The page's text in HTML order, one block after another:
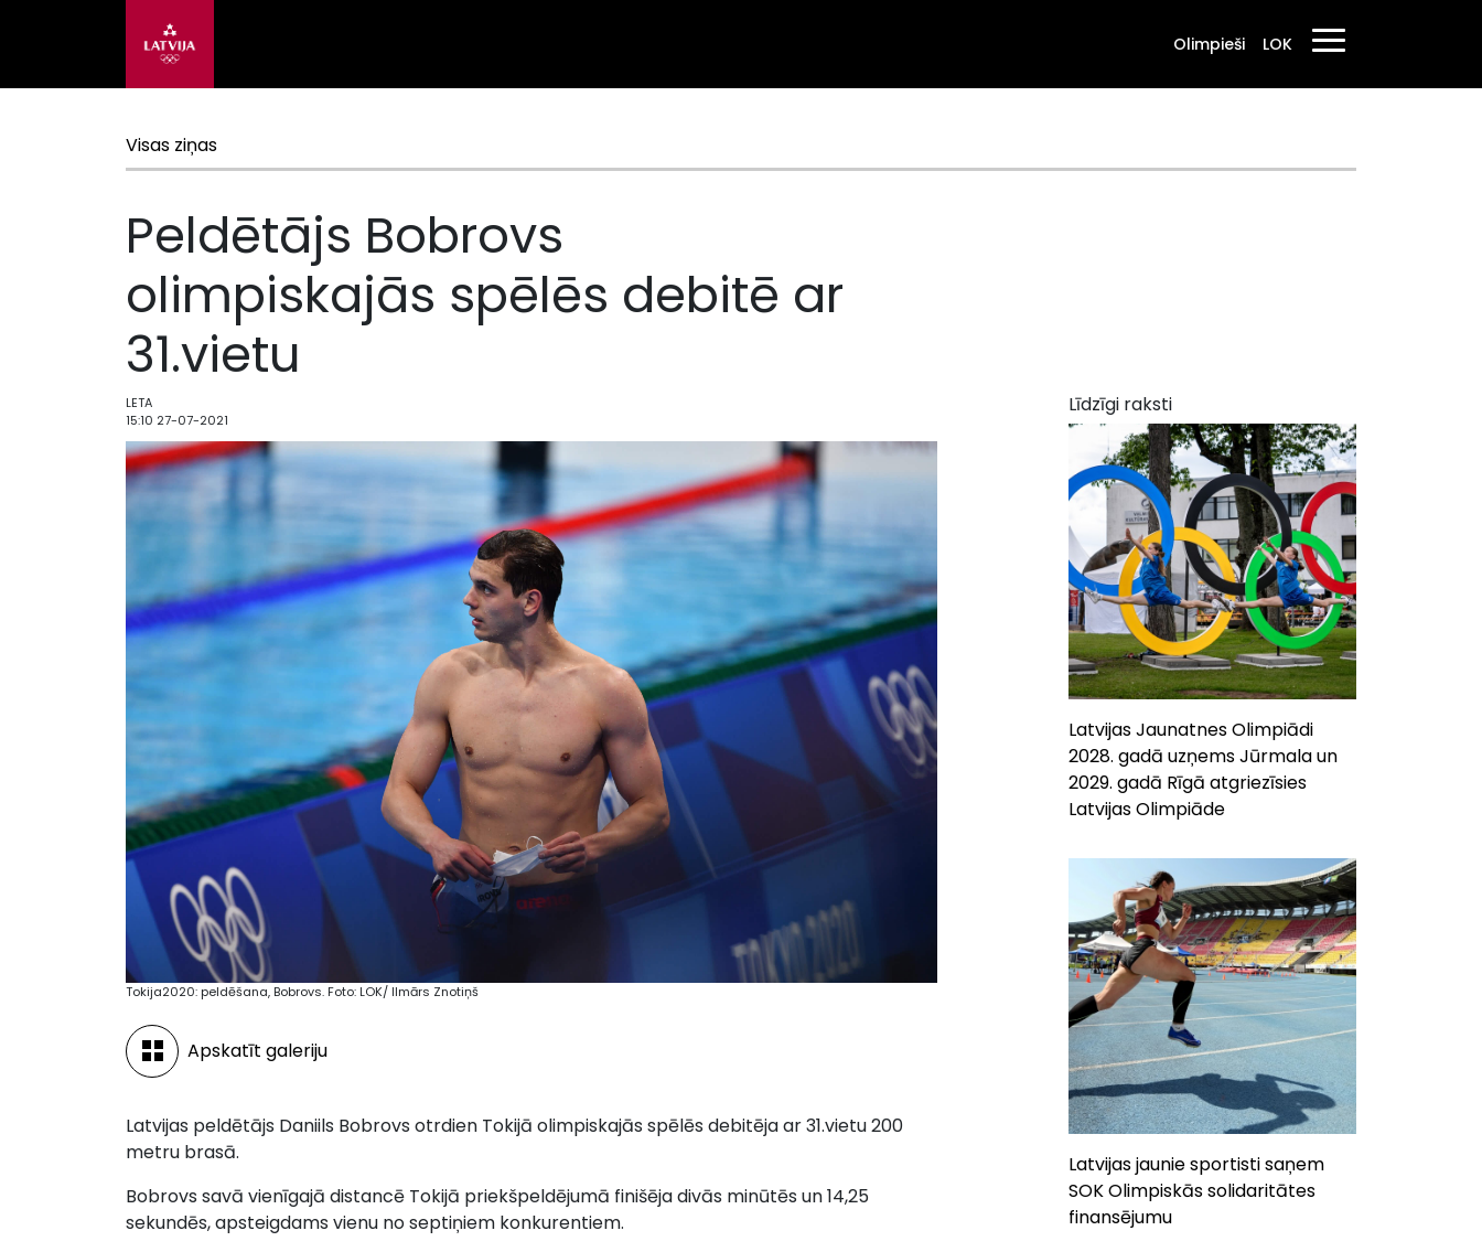
Olimpieši LOK
Visas ziņas
Peldētājs Bobrovs
olimpiskajās spēlēs debitē ar
31.vietu
LETA
15:10 27-07-2021
Tokija2020: peldēšana, Bobrovs. Foto: LOK/ Ilmārs Znotiņš
Apskatīt galeriju
Latvijas peldētājs Daniils Bobrovs otrdien Tokijā olimpiskajās spēlēs debitēja ar 31.vietu 200
metru brasā.
Bobrovs savā vienīgajā distancē Tokijā priekšpeldējumā finišēja divās minūtēs un 14,25
sekundēs, apsteigdams vienu no septiņiem konkurentiem.
Līdzīgi raksti
Latvijas Jaunatnes Olimpiādi
2028. gadā uzņems Jūrmala un
2029. gadā Rīgā atgriezīsies
Latvijas Olimpiāde
Latvijas jaunie sportisti saņem
SOK Olimpiskās solidaritātes
finansējumu